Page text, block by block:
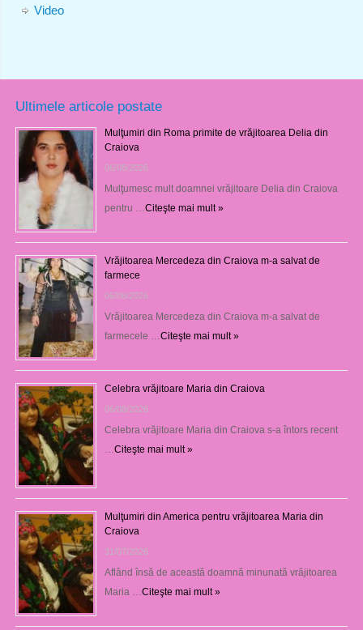
Video
Ultimele articole postate
Mulţumiri din Roma primite de vrăjitoarea Delia din
Craiova
06/08/2026
Mulţumesc mult doamnei vrăjitoare Delia din Craiova
pentru … Citeşte mai mult »
Vrăjitoarea Mercedeza din Craiova m-a salvat de
farmece
06/08/2026
Vrăjitoarea Mercedeza din Craiova m-a salvat de
farmecele … Citeşte mai mult »
Celebra vrăjitoare Maria din Craiova
06/08/2026
Celebra vrăjitoare Maria din Craiova s-a întors recent
Citeşte mai mult »
Mulţumiri din America pentru vrăjitoarea Maria din
Craiova
31/07/2026
Aflând însă de această doamnă minunată vrăjitoarea
Maria … Citeşte mai mult »